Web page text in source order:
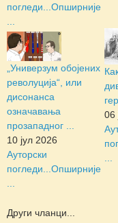
погледи... Опширније
„Универзум обојених
револуција“, или
дисонанса
означавања
прозападног ...
10 јул 2026
Ауторски
погледи... Опширније
06
Други чланци...